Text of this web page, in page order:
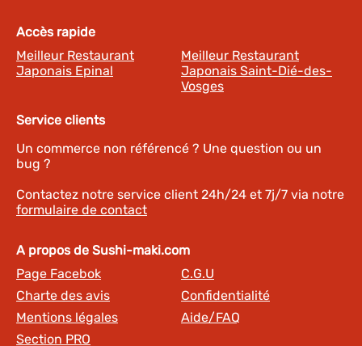
Accès rapide
Meilleur Restaurant
Japonais Epinal
Meilleur Restaurant
Japonais Saint-Dié-des-
Vosges
Service clients
Un commerce non référencé ? Une question ou un
bug ?
Contactez notre service client 24h/24 et 7j/7 via notre
formulaire de contact
A propos de Sushi-maki.com
Page Facebok
C.G.U
Charte des avis
Confidentialité
Mentions légales
Aide/FAQ
Section PRO